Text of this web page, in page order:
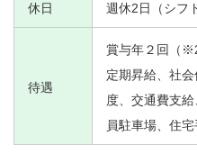
休日 週休2日（シフ
待遇
賞与年２回（
定期昇給、社
度、交通費支
員駐車場、住宅